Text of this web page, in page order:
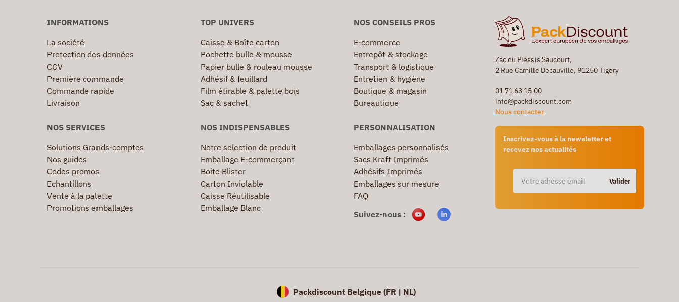
Zac du Plessis Saucourt,
2 Rue Camille Decauville, 91250 Tigery
01 71 63 15 00
info@packdiscount.com
Nous contacter
Inscrivez-vous à la newsletter et
recevez nos actualités
Valider
INFORMATIONS
La société
Protection des données
CGV
Première commande
Commande rapide
Livraison
TOP UNIVERS
Caisse & Boîte carton
Pochette bulle & mousse
Papier bulle & rouleau mousse
Adhésif & feuillard
Film étirable & palette bois
Sac & sachet
NOS CONSEILS PROS
E-commerce
Entrepôt & stockage
Transport & logistique
Entretien & hygiène
Boutique & magasin
Bureautique
NOS SERVICES
Solutions Grands-comptes
Nos guides
Codes promos
Echantillons
Vente à la palette
Promotions emballages
NOS INDISPENSABLES
Notre selection de produit
Emballage E-commerçant
Boite Blister
Carton Inviolable
Caisse Réutilisable
Emballage Blanc
PERSONNALISATION
Emballages personnalisés
Sacs Kraft Imprimés
Adhésifs Imprimés
Emballages sur mesure
FAQ
Suivez-nous :
Packdiscount Belgique (FR | NL)